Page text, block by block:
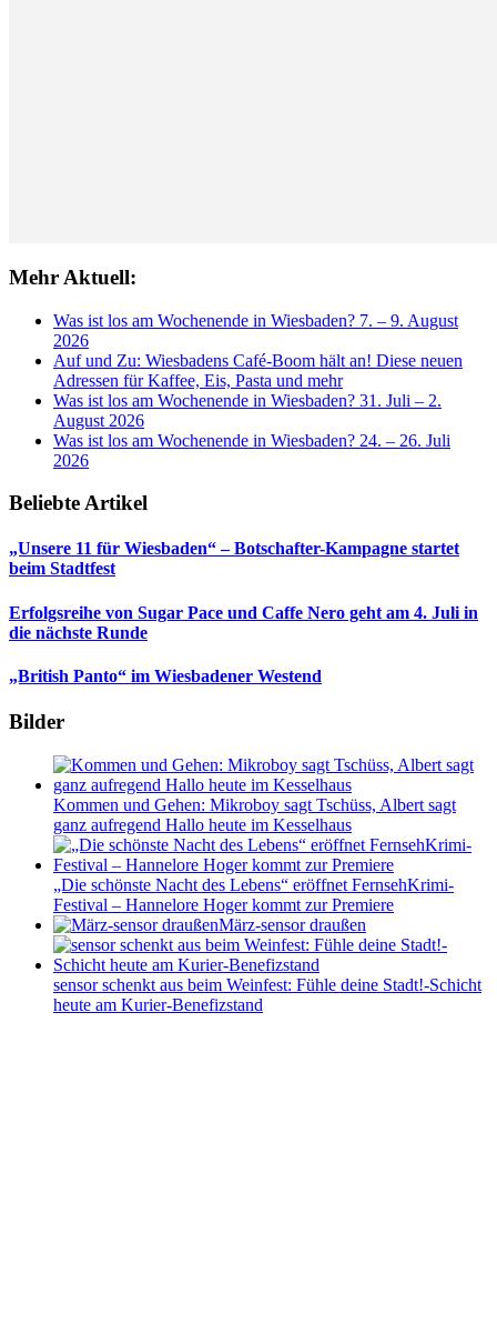
Mehr Aktuell:
Was ist los am Wochenende in Wiesbaden? 7. – 9. August
2026
Auf und Zu: Wiesbadens Café-Boom hält an! Diese neuen
Adressen für Kaffee, Eis, Pasta und mehr
Was ist los am Wochenende in Wiesbaden? 31. Juli – 2.
August 2026
Was ist los am Wochenende in Wiesbaden? 24. – 26. Juli
2026
Beliebte Artikel
„Unsere 11 für Wiesbaden“ – Botschafter-Kampagne startet
beim Stadtfest
Erfolgsreihe von Sugar Pace und Caffe Nero geht am 4. Juli in
die nächste Runde
„British Panto“ im Wiesbadener Westend
Bilder
Kommen und Gehen: Mikroboy sagt Tschüss, Albert sagt
ganz aufregend Hallo heute im Kesselhaus
„Die schönste Nacht des Lebens“ eröffnet FernsehKrimi-
Festival – Hannelore Hoger kommt zur Premiere
März-sensor draußen
sensor schenkt aus beim Weinfest: Fühle deine Stadt!-Schicht
heute am Kurier-Benefizstand